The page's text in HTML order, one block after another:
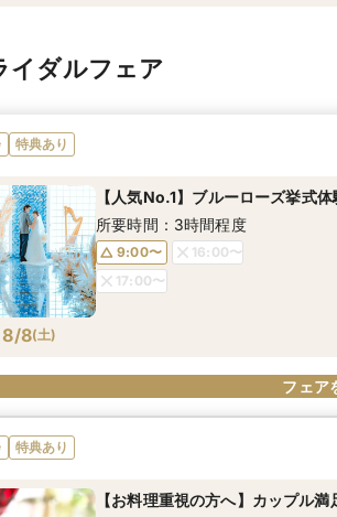
イダルフェア
特典あり
8/8(土)
【人気No.1】ブルーローズ挙式
所要時間：3時間程度
9:00〜
16:00〜
17:00〜
フェア
特典あり
【お料理重視の方へ】カップル